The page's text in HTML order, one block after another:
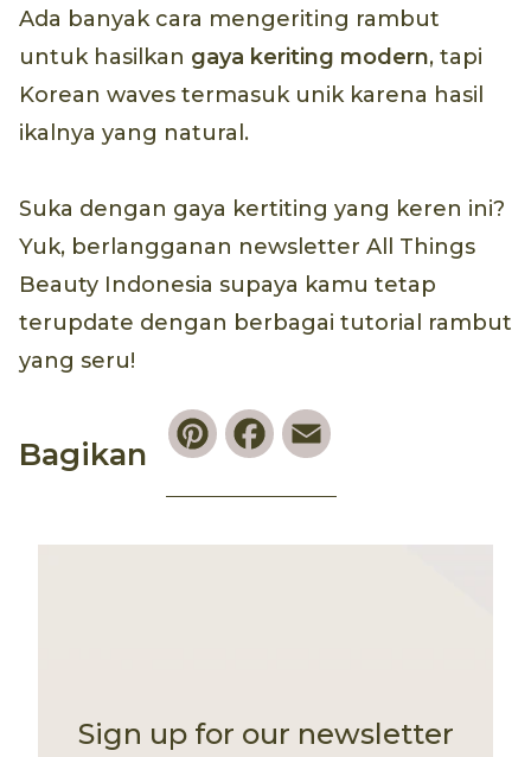
Ada banyak cara mengeriting rambut
untuk hasilkan gaya keriting modern, tapi
Korean waves termasuk unik karena hasil
ikalnya yang natural.
Suka dengan gaya kertiting yang keren ini?
Yuk, berlangganan newsletter All Things
Beauty Indonesia supaya kamu tetap
terupdate dengan berbagai tutorial rambut
yang seru!
Bagikan
PinterestFacebook
Sign up for our newsletter